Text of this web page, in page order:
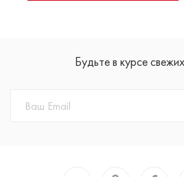
Будьте в курсе